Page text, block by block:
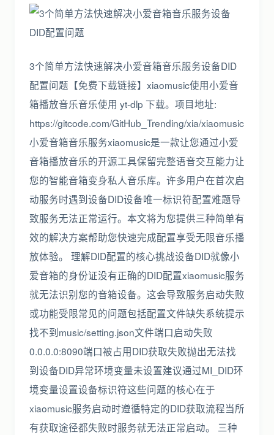
3个简单方法快速解决小爱音箱音乐服务设备DID
配置问题【免费下载链接】xiaomusic使用小爱音
箱播放音乐音乐使用 yt-dlp 下载。项目地址:
https://gitcode.com/GitHub_Trending/xia/xiaomusic
小爱音箱音乐服务xiaomusic是一款让您通过小爱
音箱播放音乐的开源工具保留完整语音交互能力让
您的智能音箱变身私人音乐库。许多用户在首次启
动服务时遇到设备DID设备唯一标识符配置难题导
致服务无法正常运行。本文将为您提供三种简单有
效的解决方案帮助您快速完成配置享受无限音乐播
放体验。 理解DID配置的核心挑战设备DID就像小
爱音箱的身份证没有正确的DID配置xiaomusic服务
就无法识别您的音箱设备。这会导致服务启动失败
或功能受限常见的问题包括配置文件缺失系统提示
找不到music/setting.json文件端口启动失败
0.0.0.0:8090端口被占用DID获取失败抛出无法找
到设备DID异常环境变量未设置建议通过MI_DID环
境变量设置设备标识符这些问题的核心在于
xiaomusic服务启动时遵循特定的DID获取流程当所
有获取途径都失败时服务就无法正常启动。 三种